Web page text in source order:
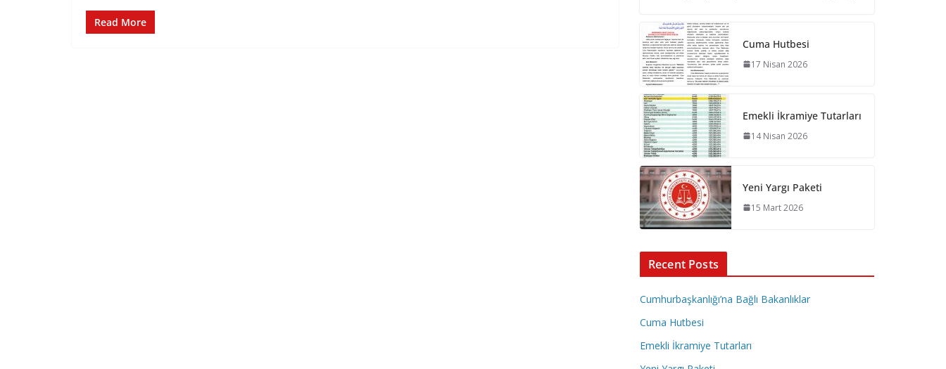
Read More
Cuma Hutbesi
17 Nisan 2026
Emekli İkramiye Tutarları
14 Nisan 2026
Yeni Yargı Paketi
15 Mart 2026
Recent Posts
Cumhurbaşkanlığı’na Bağlı Bakanlıklar
Cuma Hutbesi
Emekli İkramiye Tutarları